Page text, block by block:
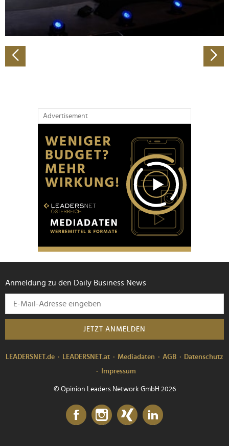
zu können und die Zugriffe auf unsere Website zu
analysieren. Außerdem geben wir Informationen zu Ihrer
Verwendung unserer Website an unsere Partner für
Partner führen diese Informationen möglicherweise mit
weiteren Daten zusammen, die Sie ihnen bereitgestellt
Advertisement
Anmeldung zu den Daily Business News
JETZT ANMELDEN
LEADERSNET.de LEADERSNET.at Mediadaten AGB
Datenschutz
Impressum
© Opinion Leaders Network GmbH 2026